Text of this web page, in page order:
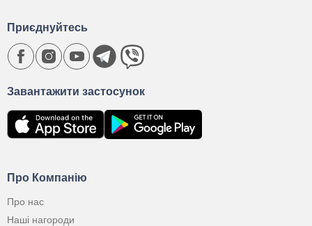
Про Компанію
Про нас
Наші нагороди
Завантажити застосунок
Приєднуйтесь